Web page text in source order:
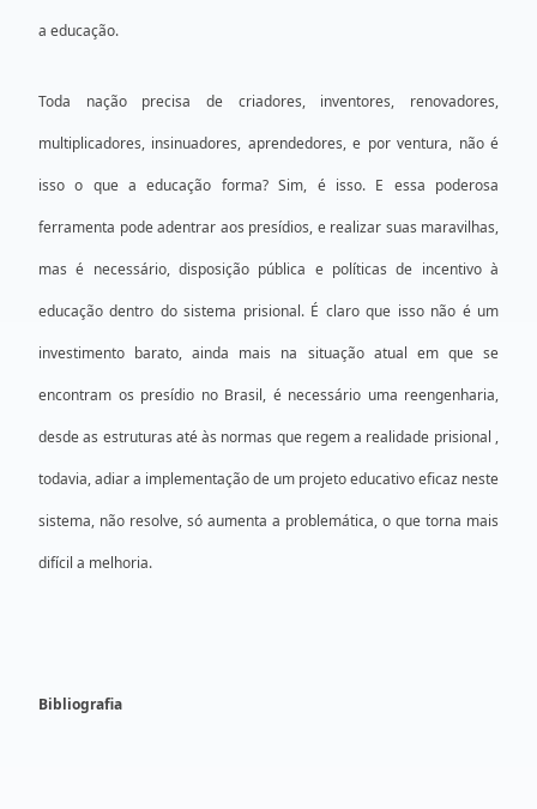
a educação.
Toda nação precisa de criadores, inventores, renovadores,
multiplicadores, insinuadores, aprendedores, e por ventura, não é
isso o que a educação forma? Sim, é isso. E essa poderosa
ferramenta pode adentrar aos presídios, e realizar suas maravilhas,
mas é necessário, disposição pública e políticas de incentivo à
educação dentro do sistema prisional. É claro que isso não é um
investimento barato, ainda mais na situação atual em que se
encontram os presídio no Brasil, é necessário uma reengenharia,
desde as estruturas até às normas que regem a realidade prisional ,
todavia, adiar a implementação de um projeto educativo eficaz neste
sistema, não resolve, só aumenta a problemática, o que torna mais
difícil a melhoria.
Bibliografia